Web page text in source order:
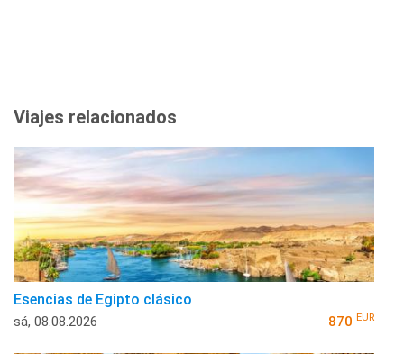
Viajes relacionados
Esencias de Egipto clásico
sá, 08.08.2026 870 EUR